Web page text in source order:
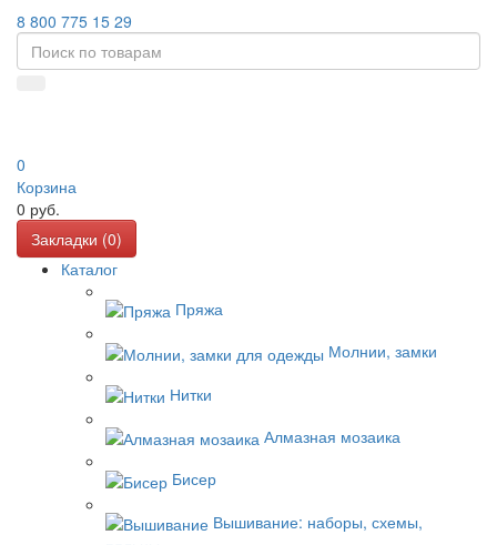
8 800 775 15 29
0
Корзина
0 руб.
Закладки (0)
Каталог
Пряжа
Молнии, замки
Нитки
Алмазная мозаика
Бисер
Вышивание: наборы, схемы,